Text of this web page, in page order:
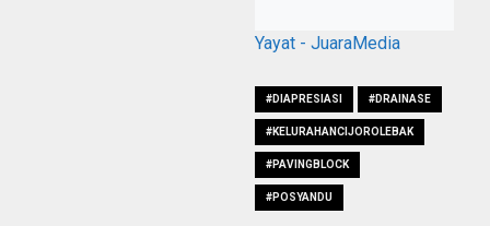
Yayat - JuaraMedia
#DIAPRESIASI #DRAINASE
#KELURAHANCIJOROLEBAK
#PAVINGBLOCK
#POSYANDU